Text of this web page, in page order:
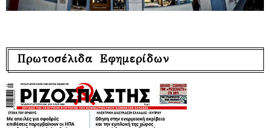
Πρωτοσέλιδα Εφημερίδων